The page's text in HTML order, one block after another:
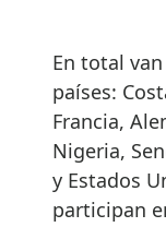
En total
países:
Francia,
Nigeria,
y Estados
participan